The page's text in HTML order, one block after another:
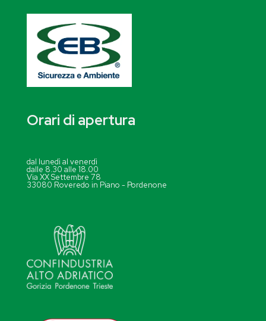
Orari di apertura
dal lunedì al venerdì
dalle 8.30 alle 18.00
Via XX Settembre 78
33080 Roveredo in Piano - Pordenone